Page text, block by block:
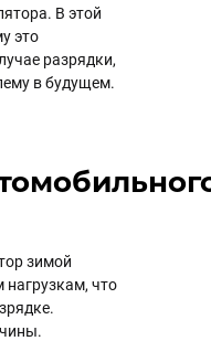
В этой
это
разрядки,
в будущем.
зимой
что